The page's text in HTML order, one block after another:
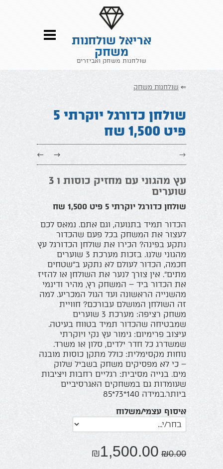
אריאל שולחנות
משחק
שולחנות משחק ואביזרים
⇐ שולחנות משחק
שולחן כדורגל יוקרתי 5
פיט 1,500 שח
→
→
←
עץ מהגוני עם מחזיק כוסות ו 3
שוערים
שולחן כדורגל יוקרתי 5 פיט 1,500 שח
הכדור תמיד בתנועה, וגם אתם. נמאס לכם
לעצור את המשחק בכל פעם שהכדור
נתקע בפינה? הכירו את שולחן הכדורגל עץ
מהגוני שלנו. בזכות מערכת 3 שוערים
חכמה, הכדור לעולם לא נתקע ב"שטחים
מתים". אין צורך לנער את השולחן או להזיז
את הכדור ביד – המשחק רץ, מהיר ודינמי
מהשנייה הראשונה ועד הגול המכריע. למה
זה השולחן המושלם עבורכם? חוויית
משחק רציפה: מערכת 3 שוערים
שמבטיחה שהכדור תמיד בטווח בעיטה.
עיצוב פרימיום: גימור עץ נקי ויוקרתי
שמשדרג כל חדר ילדים, סלון או משרד.
נוחות מקסימלית: כולל מתקן כוסות מובנה
– כי לא מפסיקים משחק בשביל שלוק
מים. בנייה מסיבית: רגליים רחבות ויציבות
שעומדות גם במשחקים האגרסיביים
ביותר.במידה 140*73*85
איסוף עצמי/משלוח
₪0.00
₪1,500.00